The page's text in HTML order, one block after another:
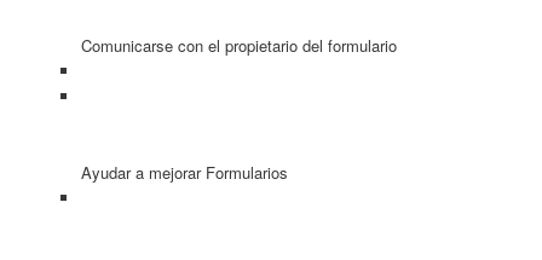
Comunicarse con el propietario del formulario
Ayudar a mejorar Formularios